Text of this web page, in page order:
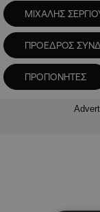
ΜΙΧΑΛΗΣ
ΠΡΟΕΔΡΟΣ
ΠΡΟΠΟΝΗΤΕΣ